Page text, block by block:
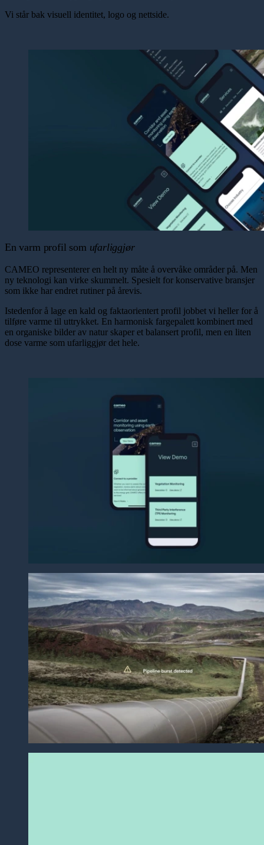
Vi står bak visuell identitet, logo og nettside.
En varm profil som ufarliggjør
CAMEO representerer en helt ny måte å overvåke områder på. Men
ny teknologi kan virke skummelt. Spesielt for konservative bransjer
som ikke har endret rutiner på årevis.
Istedenfor å lage en kald og faktaorientert profil jobbet vi heller for å
tilføre varme til uttrykket. En harmonisk fargepalett kombinert med
en organiske bilder av natur skaper et balansert profil, men en liten
dose varme som ufarliggjør det hele.